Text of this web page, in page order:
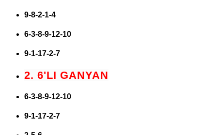
9-8-2-1-4
6-3-8-9-12-10
9-1-17-2-7
2. 6'LI GANYAN
6-3-8-9-12-10
9-1-17-2-7